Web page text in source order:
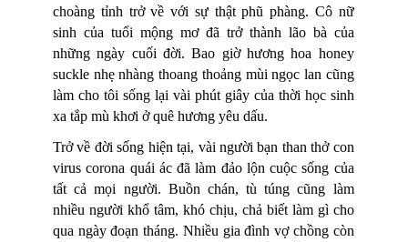
choàng tỉnh trở về với sự thật phũ phàng. Cô nữ
sinh của tuổi mộng mơ đã trở thành lão bà của
những ngày cuối đời. Bao giờ hương hoa honey
suckle nhẹ nhàng thoang thoảng mùi ngọc lan cũng
làm cho tôi sống lại vài phút giây của thời học sinh
xa tắp mù khơi ở quê hương yêu dấu.
Trở về đời sống hiện tại, vài người bạn than thở con
virus corona quái ác đã làm đảo lộn cuộc sống của
tất cả mọi người. Buồn chán, tù túng cũng làm
nhiều người khổ tâm, khó chịu, chả biết làm gì cho
qua ngày đoạn tháng. Nhiều gia đình vợ chồng còn